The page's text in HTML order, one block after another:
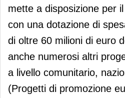
mette a disposizione per
con una dotazione di
di oltre 60 milioni di euro
anche numerosi altri
a livello comunitario,
(Progetti di promozione